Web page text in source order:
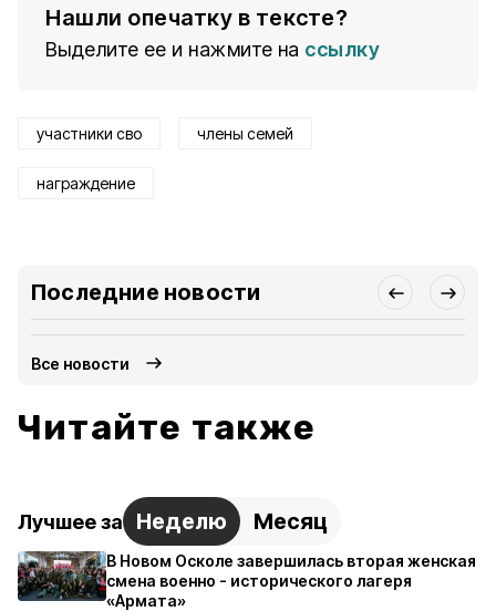
Нашли опечатку в тексте?
Выделите ее и нажмите на ссылку
участники сво члены семей
награждение
Последние новости
Все новости
Читайте также
Лучшее за Неделю Месяц
В Новом Осколе завершилась вторая женская
смена военно - исторического лагеря
«Армата»